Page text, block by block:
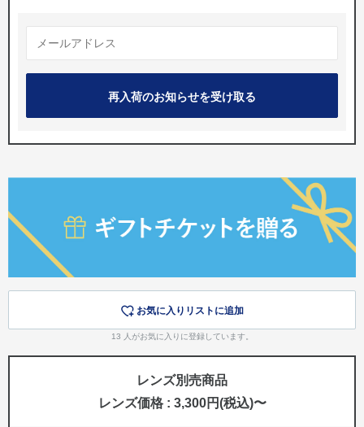
お気に入りリストに追加
13 人がお気に入りに登録しています。
レンズ別売商品
レンズ価格 : 3,300円(税込)〜